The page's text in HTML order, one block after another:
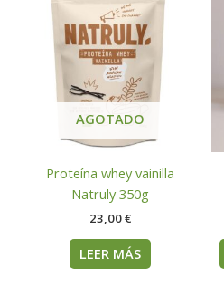
AGOTADO
Proteína whey vainilla
Natruly 350g
23,00€
LEER MÁS